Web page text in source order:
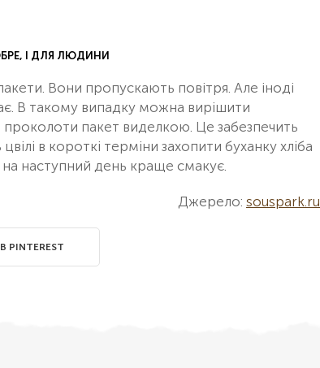
І ДЛЯ ЛЮДИНИ
Вони пропускають повітря. Але іноді
В такому випадку можна вирішити
пакет виделкою. Це забезпечить
в короткі терміни захопити буханку хліба
на наступний день краще смакує.
Джерело: souspark.ru
PINTEREST